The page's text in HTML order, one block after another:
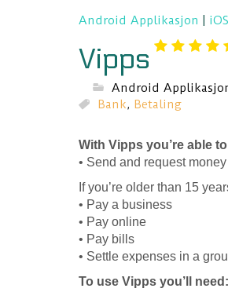
Android Applikasjon
Vipps
Android
Bank, Betaling
With Vipps you’re able
• Send and request money
If you’re older than 15
• Pay a business
• Pay online
• Pay bills
• Settle expenses in a
To use Vipps you’ll need: